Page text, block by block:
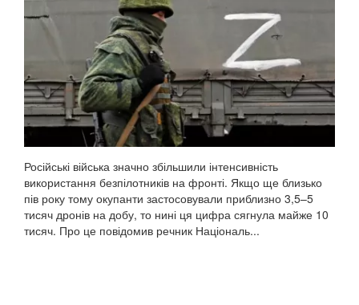
Російські війська значно збільшили інтенсивність
використання безпілотників на фронті. Якщо ще близько
пів року тому окупанти застосовували приблизно 3,5–5
тисяч дронів на добу, то нині ця цифра сягнула майже 10
тисяч. Про це повідомив речник Національ...